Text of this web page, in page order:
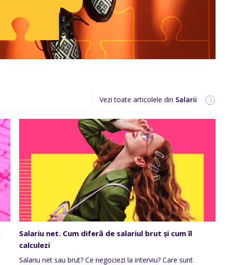
Vezi toate articolele din Salarii
Salariu net. Cum diferă de salariul brut și cum îl
calculezi
Salariu net sau brut? Ce negociezi la interviu? Care sunt